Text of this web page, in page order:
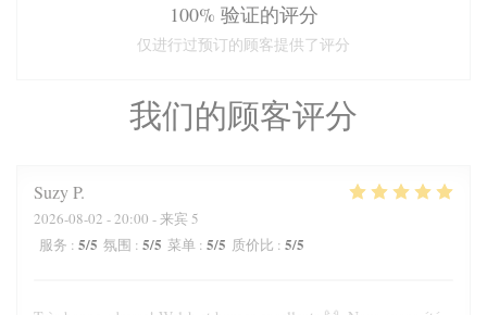
我们的顾客评分
SuzyP
2026-08-02 - 20:00 - 来宾 5
服务 : 5/5 氛围 : 5/5 菜单 : 5/5 质价比 : 5/5
100% 验证的评分
仅进行过预订的顾客提供了评分